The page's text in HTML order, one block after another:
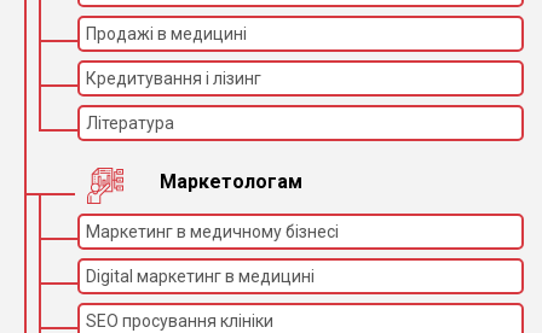
Генератор
Високочастотний
Макс. напруга
120 кВ
Макс. потужність
Теплоємність
Фільтрація
3 мм (алюміній)
Модель
Обертальний анод
Фокусування
0,3 мм / 0,6 мм
Теплоємність анода
225 кДж (314 kHU (тис.
Продажі в медицині
Кредитування і лізинг
Література
Маркетологам
Маркетинг в медичному бізнесі
Digital маркетинг в медицині
SEO просування клініки